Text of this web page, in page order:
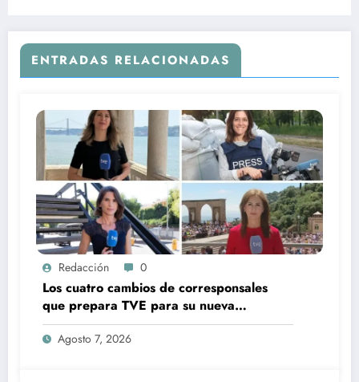
ENTRADAS RELACIONADAS
Redacción 0
Los cuatro cambios de corresponsales
que prepara TVE para su nueva
temporada
Agosto 7, 2026